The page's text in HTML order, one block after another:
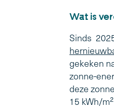
Wat is
Sinds
gekeken
zonne-
deze
15 kWh/